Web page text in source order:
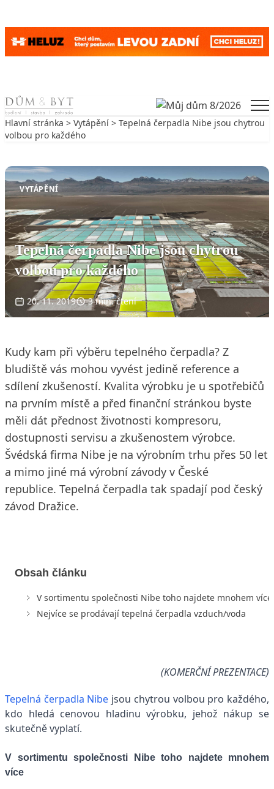
Skip to content
Hlavní stránka > Vytápění > Tepelná čerpadla Nibe jsou chytrou
volbou pro každého
VYTÁPĚNÍ
Tepelná čerpadla Nibe jsou chytrou
volbou pro každého
20. 11. 2019 3 min. čtení
Kudy kam při výběru tepelného čerpadla? Z
bludiště vás mohou vyvést jedině reference a
sdílení zkušeností. Kvalita výrobku je u spotřebičů
na prvním místě a před finanční stránkou byste
měli dát přednost životnosti kompresoru,
dostupnosti servisu a zkušenostem výrobce.
Švédská firma Nibe je na výrobním trhu přes 50 let
a mimo jiné má výrobní závody v České
republice. Tepelná čerpadla tak spadají pod český
závod Dražice.
Obsah článku
V sortimentu společnosti Nibe toho najdete mnohem více
Nejvíce se prodávají tepelná čerpadla vzduch/voda
(KOMERČNÍ PREZENTACE)
Tepelná čerpadla Nibe jsou chytrou volbou pro každého,
kdo hledá cenovou hladinu výrobku, jehož nákup se
skutečně vyplatí.
V sortimentu společnosti Nibe toho najdete mnohem
více